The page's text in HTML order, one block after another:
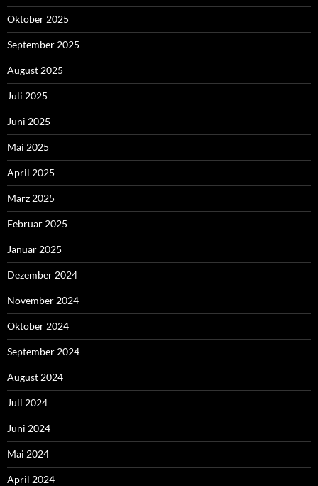
Oktober 2025
September 2025
August 2025
Juli 2025
Juni 2025
Mai 2025
April 2025
März 2025
Februar 2025
Januar 2025
Dezember 2024
November 2024
Oktober 2024
September 2024
August 2024
Juli 2024
Juni 2024
Mai 2024
April 2024